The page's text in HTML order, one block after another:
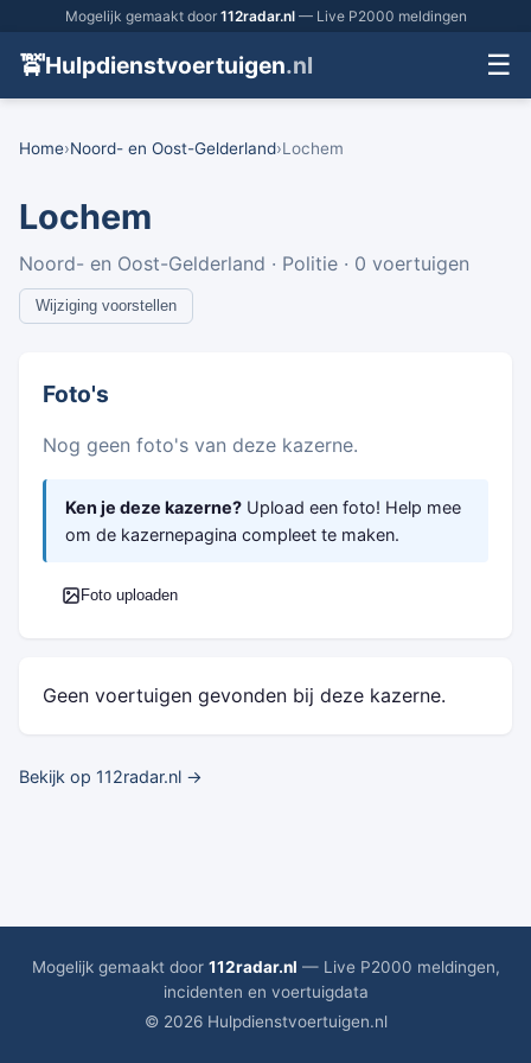
Mogelijk gemaakt door 112radar.nl— Live P2000 meldingen
🚖Hulpdienstvoertuigen.nl ☰
Home›Noord- en Oost-Gelderland›Lochem
Lochem
Noord- en Oost-Gelderland · Politie · 0 voertuigen
Wijziging voorstellen
Foto's
Nog geen foto's van deze kazerne.
Ken je deze kazerne? Upload een foto! Help mee
om de kazernepagina compleet te maken.
Foto uploaden
Geen voertuigen gevonden bij deze kazerne.
Bekijk op 112radar.nl →
Mogelijk gemaakt door 112radar.nl — Live P2000 meldingen,
incidenten en voertuigdata
© 2026 Hulpdienstvoertuigen.nl